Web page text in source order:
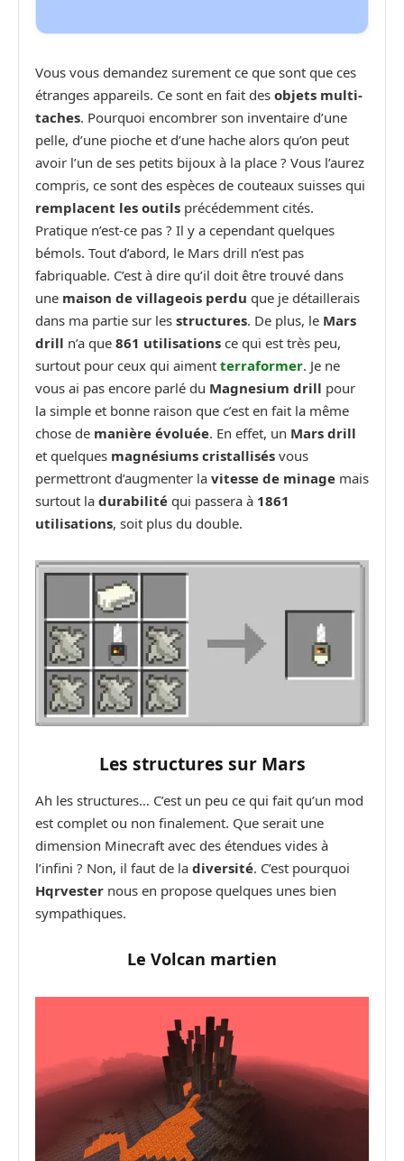
Vous vous demandez surement ce que sont que ces
étranges appareils. Ce sont en fait des objets multi-
taches. Pourquoi encombrer son inventaire d’une
pelle, d’une pioche et d’une hache alors qu’on peut
avoir l’un de ses petits bijoux à la place ? Vous l’aurez
compris, ce sont des espèces de couteaux suisses qui
remplacent les outils précédemment cités.
Pratique n’est-ce pas ? Il y a cependant quelques
bémols. Tout d’abord, le Mars drill n’est pas
fabriquable. C’est à dire qu’il doit être trouvé dans
une maison de villageois perdu que je détaillerais
dans ma partie sur les structures. De plus, le Mars
drill n’a que 861 utilisations ce qui est très peu,
surtout pour ceux qui aiment terraformer. Je ne
vous ai pas encore parlé du Magnesium drill pour
la simple et bonne raison que c’est en fait la même
chose de manière évoluée. En effet, un Mars drill
et quelques magnésiums cristallisés vous
permettront d’augmenter la vitesse de minage mais
surtout la durabilité qui passera à 1861
utilisations, soit plus du double.
Les structures sur Mars
Ah les structures… C’est un peu ce qui fait qu’un mod
est complet ou non finalement. Que serait une
dimension Minecraft avec des étendues vides à
l’infini ? Non, il faut de la diversité. C’est pourquoi
Hqrvester nous en propose quelques unes bien
sympathiques.
Le Volcan martien